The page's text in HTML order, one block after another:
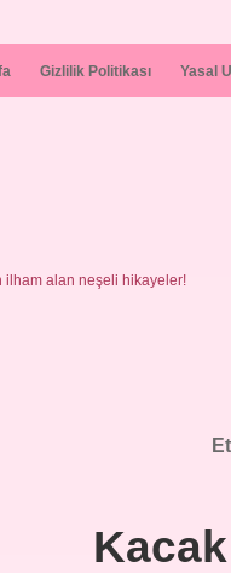
Gizlilik Politikası Yasal
ilham alan neşeli hikayeler!